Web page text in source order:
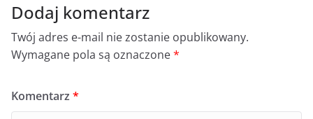
Dodaj komentarz
Twój adres e-mail nie zostanie opublikowany.
Wymagane pola są oznaczone*
Komentarz *